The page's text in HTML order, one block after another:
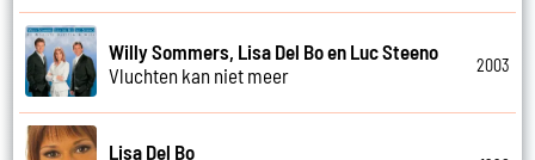
Willy Sommers, Lisa Del Bo en Luc Steeno
Vluchten kan niet meer
2003
Lisa Del Bo